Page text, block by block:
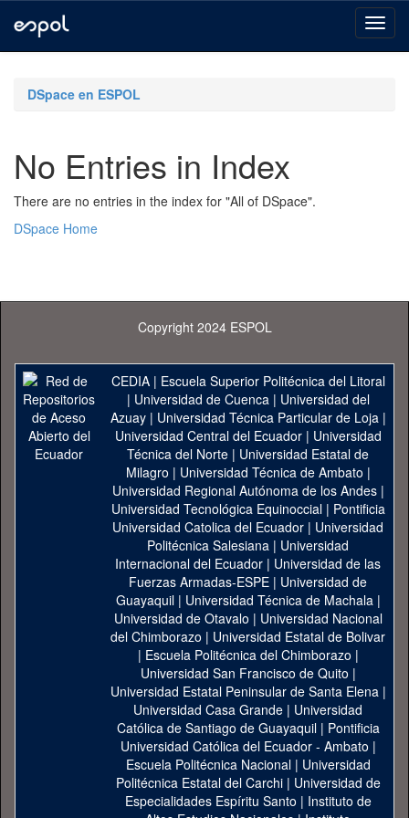
navigationDSpace en ESPOL
No Entries in Index
There are no entries in the index for "All of DSpace".
DSpace Home
Copyright 2024 ESPOL
CEDIA| Escuela Superior Politécnica del Litoral
| Universidad de Cuenca| Universidad del
Azuay| Universidad Técnica Particular de Loja|
Universidad Central del Ecuador| Universidad
Técnica del Norte | Universidad Estatal de
Milagro | Universidad Técnica de Ambato |
Universidad Regional Autónoma de los Andes|
Universidad Tecnológica Equinoccial| Pontificia
Universidad Catolica del Ecuador | Universidad
Politécnica Salesiana | Universidad
Internacional del Ecuador | Universidad de las
Fuerzas Armadas-ESPE | Universidad de
Guayaquil| Universidad Técnica de Machala|
Universidad de Otavalo | Universidad Nacional
del Chimborazo | Universidad Estatal de Bolivar
| Escuela Politécnica del Chimborazo |
Universidad San Francisco de Quito |
Universidad Estatal Peninsular de Santa Elena|
Universidad Casa Grande | Universidad
Católica de Santiago de Guayaquil| Pontificia
Universidad Católica del Ecuador - Ambato |
Escuela Politécnica Nacional| Universidad
Politécnica Estatal del Carchi| Universidad de
Especialidades Espíritu Santo | Instituto de